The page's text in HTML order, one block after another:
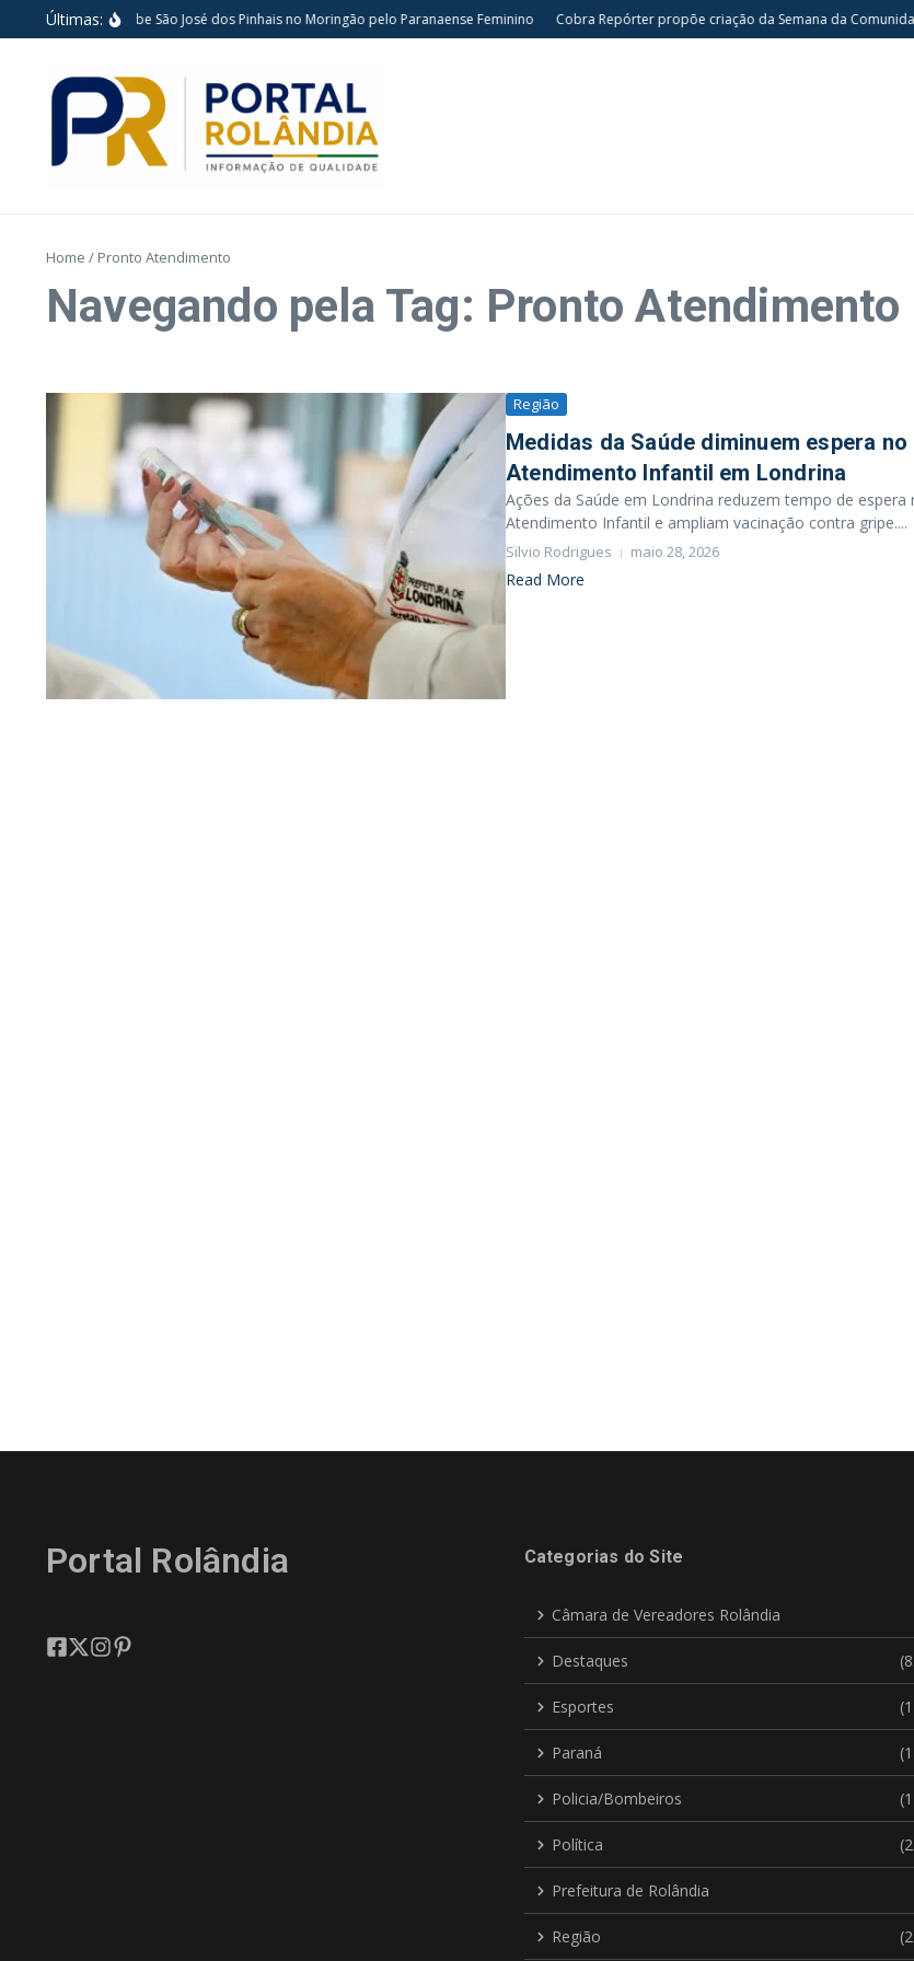
Ir para o conteúdo
Últimas:
Londrina Vôlei recebe São José dos Pinhais no Moringão pelo Paranaense Feminino Cobra Repórter propõe criação da Semana da
Home / Pronto Atendimento
Navegando pela Tag: Pronto Atendimento
Região
Medidas da Saúde diminuem espera
Atendimento Infantil em Londrina
Ações da Saúde em Londrina reduzem tempo de espera
Atendimento Infantil e ampliam vacinação contra gripe....
Silvio Rodrigues maio 28, 2026
Read More
Portal Rolândia Categorias do Site
Câmara de Vereadores Rolândia
Destaques
Esportes
Paraná
Policia/Bombeiros
Política
Prefeitura de Rolândia
Região